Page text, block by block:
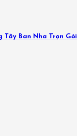
Tây Ban Nha Trọn Gói